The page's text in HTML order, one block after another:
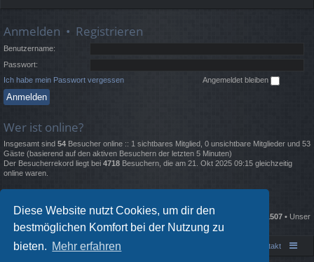
Diese Website nutzt Cookies, um dir den
bestmöglichen Komfort bei der Nutzung zu
bieten. Mehr erfahren
Anmelden • Registrieren
Benutzername:
Passwort:
Ich habe mein Passwort vergessen
Angemeldet bleiben
Wer ist online?
Insgesamt sind 54 Besucher online :: 1 sichtbares Mitglied, 0 unsichtbare Mitglieder und 53
Gäste (basierend auf den aktiven Besuchern der letzten 5 Minuten)
Der Besucherrekord liegt bei 4718 Besuchern, die am 21. Okt 2025 09:15 gleichzeitig
online waren.
Beiträge insgesamt135676• Themen insgesamt2332• Mitglieder insgesamt 1507 • Unser
neuestes Mitglied:BillyUlces
Portal Foren-Übersicht Kontakt